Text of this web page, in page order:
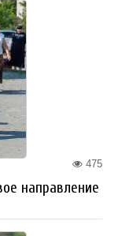
475
направление